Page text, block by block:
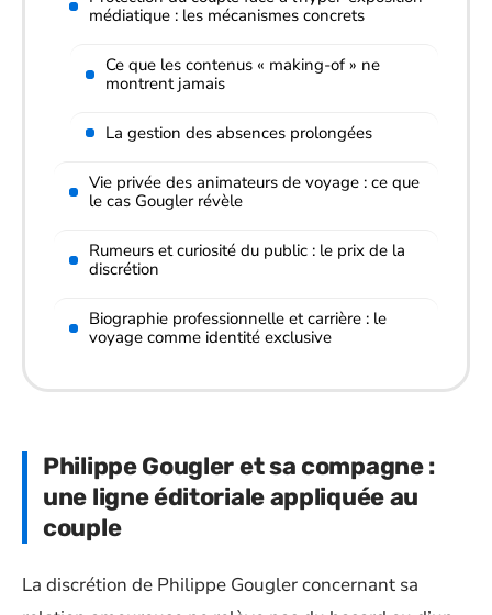
médiatique : les mécanismes concrets
Ce que les contenus « making-of » ne
montrent jamais
La gestion des absences prolongées
Vie privée des animateurs de voyage : ce que
le cas Gougler révèle
Rumeurs et curiosité du public : le prix de la
discrétion
Biographie professionnelle et carrière : le
voyage comme identité exclusive
Philippe Gougler et sa compagne :
une ligne éditoriale appliquée au
couple
La discrétion de Philippe Gougler concernant sa